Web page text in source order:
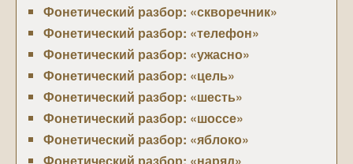
Фонетический разбор: «скворечник»
Фонетический разбор: «телефон»
Фонетический разбор: «ужасно»
Фонетический разбор: «цель»
Фонетический разбор: «шесть»
Фонетический разбор: «шоссе»
Фонетический разбор: «яблоко»